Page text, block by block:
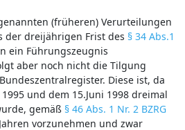
(früheren) Verurteilungen
der dreijährigen Frist des § 34 Abs.1
ein Führungszeugnis
aber noch nicht die Tilgung
Diese ist, da
und dem 15.Juni 1998 dreimal
gemäß § 46 Abs. 1 Nr. 2 BZRG
vorzunehmen und zwar